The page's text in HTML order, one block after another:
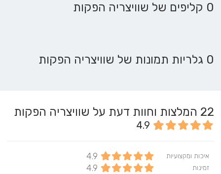
0 קליפים של שוויצריה הפקות
0 גלריות תמונות של שוויצריה הפקות
22 המלצות וחוות דעת על שוויצריה הפקות
4.9
איכות ומקצועיות 4.9
זמינות 4.9